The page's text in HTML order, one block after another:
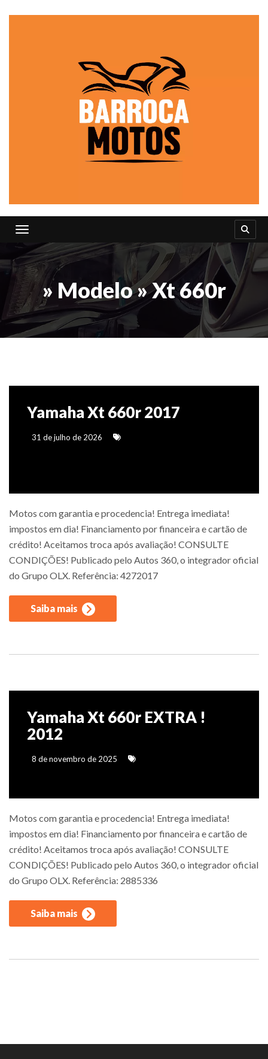
Toggle navigation
» Modelo » Xt 660r
Yamaha Xt 660r 2017
31 de julho de 2026
Motos com garantia e procedencia! Entrega imediata!
impostos em dia! Financiamento por financeira e cartão de
crédito! Aceitamos troca após avaliação! CONSULTE
CONDIÇÕES! Publicado pelo Autos 360, o integrador oficial
do Grupo OLX. Referência: 4272017
Saiba mais
Yamaha Xt 660r EXTRA !
2012
8 de novembro de 2025
Motos com garantia e procedencia! Entrega imediata!
impostos em dia! Financiamento por financeira e cartão de
crédito! Aceitamos troca após avaliação! CONSULTE
CONDIÇÕES! Publicado pelo Autos 360, o integrador oficial
do Grupo OLX. Referência: 2885336
Saiba mais